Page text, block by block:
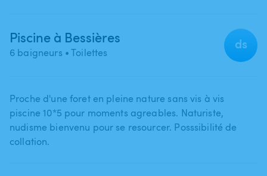
Piscine à Bessières
6 baigneurs • Toilettes
ds
Proche d'une foret en pleine nature sans vis à vis
piscine 10*5 pour moments agreables. Naturiste​,​
nudisme bienvenu pour se resourcer. Posssibilité de
collation.